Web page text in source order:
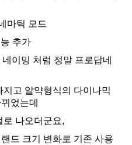
마틱 모드
추가
이밍 처럼 정말 프로답네
고 알약형식의 다이나믹
었는데
로 나오더군요,
드 크기 변화로 기존 사용